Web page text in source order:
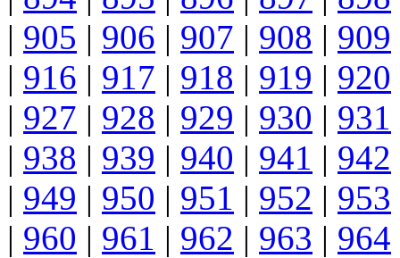
| 905 | 906 | 907 | 908 | 909
| 916 | 917 | 918 | 919 | 920
| 927 | 928 | 929 | 930 | 931
| 938 | 939 | 940 | 941 | 942
| 949 | 950 | 951 | 952 | 953
| 960 | 961 | 962 | 963 | 964